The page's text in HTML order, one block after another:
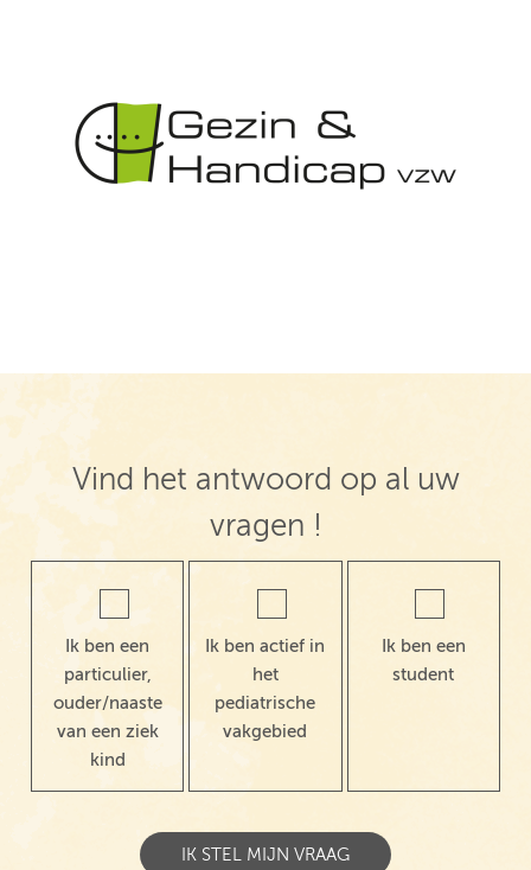
Vind het antwoord op al uw
vragen !
Ik ben een
particulier,
ouder/naaste
van een ziek
kind
Ik ben actief in
het
pediatrische
vakgebied
Ik ben een
student